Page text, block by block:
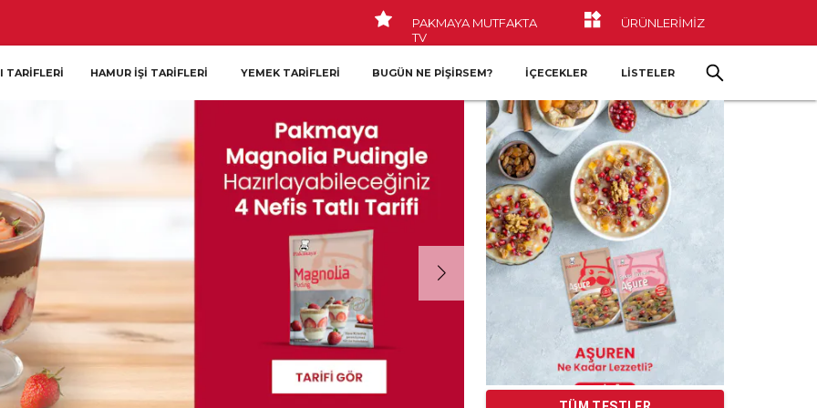
PAKMAYA MUTFAKTA
TV
ÜRÜNLERİMİZ
TARIFLERI HAMUR İŞI TARIFLERI YEMEK TARIFLERI BUGÜN NE PIŞIRSEM? İÇECEKLER LİSTELER